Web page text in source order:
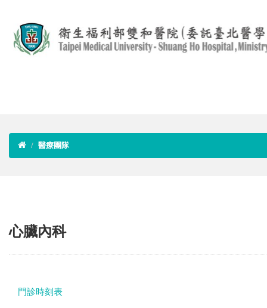
醫療團隊
心臟內科
門診時刻表